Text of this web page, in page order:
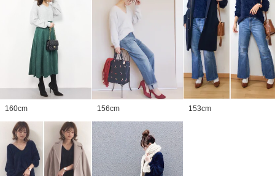
160cm 156cm 153cm